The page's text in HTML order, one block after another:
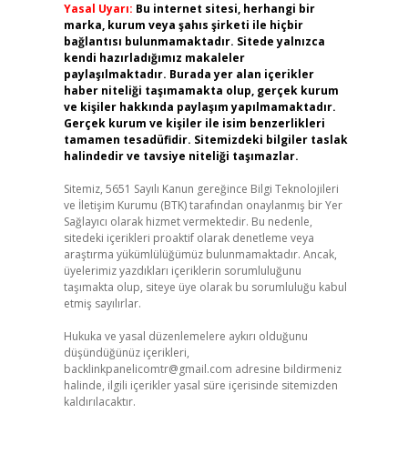
Yasal Uyarı: Bu internet sitesi, herhangi bir
marka, kurum veya şahıs şirketi ile hiçbir
bağlantısı bulunmamaktadır. Sitede yalnızca
kendi hazırladığımız makaleler
paylaşılmaktadır. Burada yer alan içerikler
haber niteliği taşımamakta olup, gerçek kurum
ve kişiler hakkında paylaşım yapılmamaktadır.
Gerçek kurum ve kişiler ile isim benzerlikleri
tamamen tesadüfidir. Sitemizdeki bilgiler taslak
halindedir ve tavsiye niteliği taşımazlar.
Sitemiz, 5651 Sayılı Kanun gereğince Bilgi Teknolojileri
ve İletişim Kurumu (BTK) tarafından onaylanmış bir Yer
Sağlayıcı olarak hizmet vermektedir. Bu nedenle,
sitedeki içerikleri proaktif olarak denetleme veya
araştırma yükümlülüğümüz bulunmamaktadır. Ancak,
üyelerimiz yazdıkları içeriklerin sorumluluğunu
taşımakta olup, siteye üye olarak bu sorumluluğu kabul
etmiş sayılırlar.
Hukuka ve yasal düzenlemelere aykırı olduğunu
düşündüğünüz içerikleri,
backlinkpanelicomtr@gmail.com adresine bildirmeniz
halinde, ilgili içerikler yasal süre içerisinde sitemizden
kaldırılacaktır.